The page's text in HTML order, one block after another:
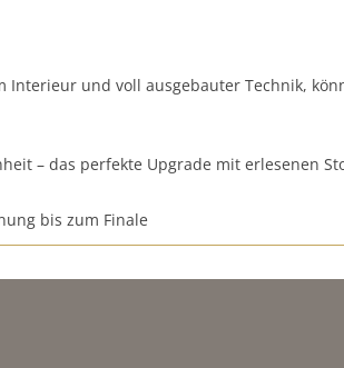
und voll ausgebauter Technik,
– das perfekte Upgrade mit erlesenen
bis zum Finale